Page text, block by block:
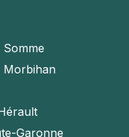
Somme
Morbihan
Garonne